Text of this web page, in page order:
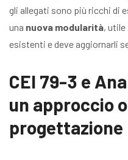
gli allegati sono più ricchi di
una nuova modularità, utile
esistenti e deve aggiornarli
CEI 79-3 e
un approccio
progettazione